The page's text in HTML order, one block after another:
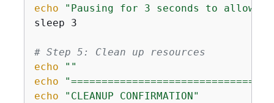
echo
"Pausing for 3 seconds to allow
sleep 3
# Step 5: Clean up resources
echo
""
echo
echo
"CLEANUP CONFIRMATION"